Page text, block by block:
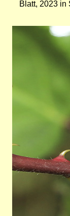
Blatt, 2023 in